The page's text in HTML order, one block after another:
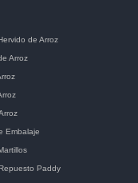
de Arroz
Arroz
Embalaje
Paddy